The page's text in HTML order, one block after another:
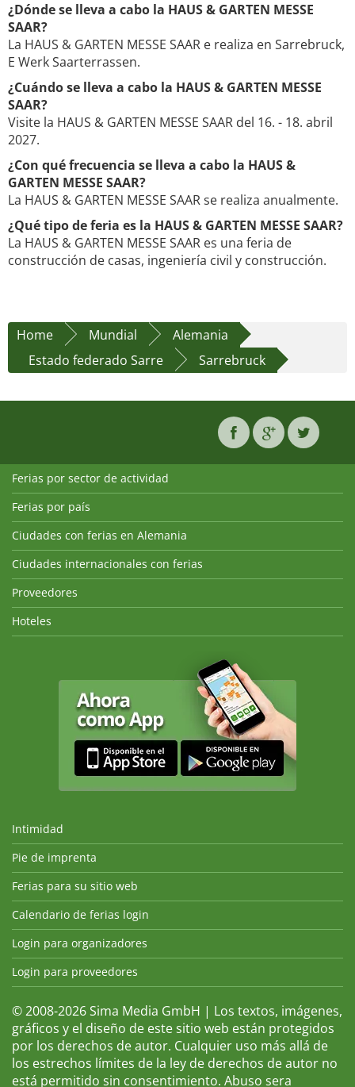
¿Dónde se lleva a cabo la HAUS & GARTEN MESSE
SAAR?
La HAUS & GARTEN MESSE SAAR e realiza en Sarrebruck,
E Werk Saarterrassen.
¿Cuándo se lleva a cabo la HAUS & GARTEN MESSE
SAAR?
Visite la HAUS & GARTEN MESSE SAAR del 16. - 18. abril
2027.
¿Con qué frecuencia se lleva a cabo la HAUS &
GARTEN MESSE SAAR?
La HAUS & GARTEN MESSE SAAR se realiza anualmente.
¿Qué tipo de feria es la HAUS & GARTEN MESSE SAAR?
La HAUS & GARTEN MESSE SAAR es una feria de
construcción de casas, ingeniería civil y construcción.
Home Mundial
Alemania
Estado federado Sarre
Sarrebruck
Ferias por sector de actividad
Ferias por país
Ciudades con ferias en Alemania
Ciudades internacionales con ferias
Proveedores
Hoteles
Intimidad
Pie de imprenta
Ferias para su sitio web
Calendario de ferias login
Login para organizadores
Login para proveedores
© 2008-2026 Sima Media GmbH | Los textos, imágenes,
gráficos y el diseño de este sitio web están protegidos
por los derechos de autor. Cualquier uso más allá de
los estrechos límites de la ley de derechos de autor no
está permitido sin consentimiento. Abuso sera